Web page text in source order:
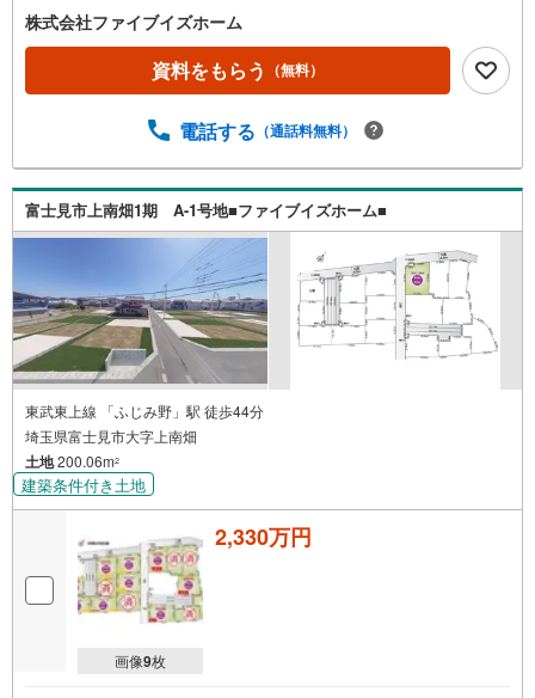
株式会社ファイブイズホーム
資料をもらう （無料）
電話する （通話料無料）
富士見市上南畑1期 A-1号地■ファイブイズホーム■
東武東上線 「ふじみ野」駅 徒歩44分
埼玉県富士見市大字上南畑
土地200.06m2
建築条件付き土地
画像9枚
2,330万円